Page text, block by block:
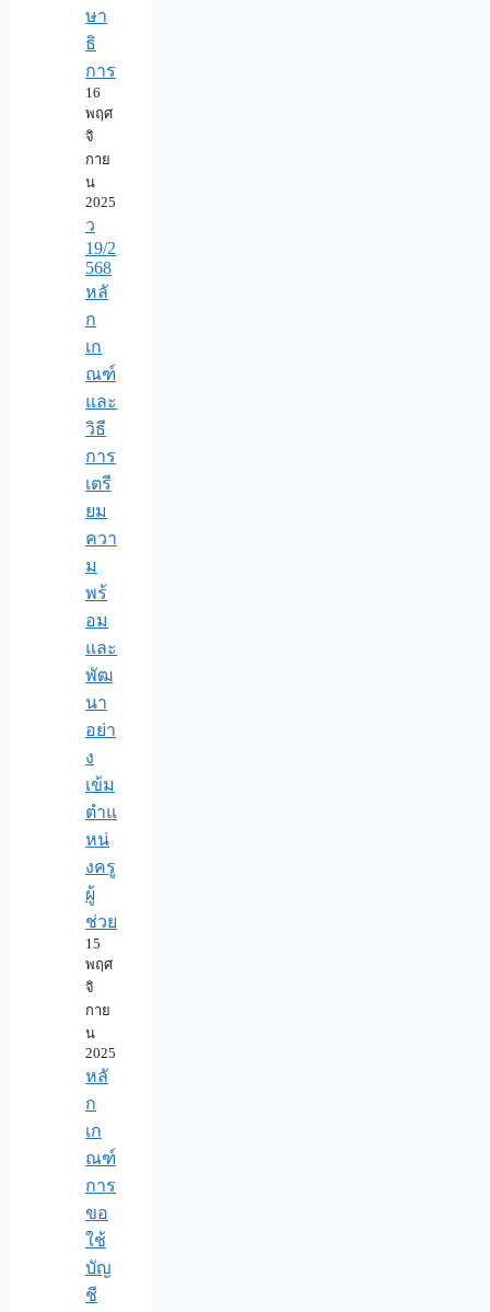
ษา
ธิ
การ
16
พฤศ
จิ
กาย
น
2025
ว
19/2
568
หลั
ก
เก
ณฑ์
และ
วิธี
การ
เตรี
ยม
ควา
ม
พร้
อม
และ
พัฒ
นา
อย่า
ง
เข้ม
ตำแ
หน่
งครู
ผู้
ช่วย
15
พฤศ
จิ
กาย
น
2025
หลั
ก
เก
ณฑ์
การ
ขอ
ใช้
บัญ
ชี